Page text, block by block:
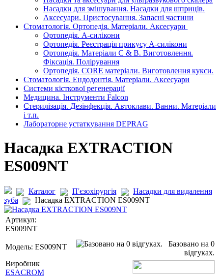
Насадки для змішування. Насадки для шприців.
Аксесуари. Пристосування. Запасні частини
Стоматологія. Ортопедія. Матеріали. Аксесуари
Ортопедія. А-силікони
Ортопедія. Реєстрація прикусу А-силікони
Ортопедія. Матеріали C & B. Виготовлення.
Фіксація. Полірування
Ортопедія. CORE матеріали. Виготовлення кукси.
Стоматологія. Ендодонтія. Матеріали. Аксесуари
Системи кісткової регенерації
Медицина. Інструменти Falcon
Стерилізація. Дезінфекція. Автоклави. Ванни. Матеріали
і т.п.
Лабораторне устаткування DEPRAG
Насадка EXTRACTION
ES009NT
Каталог П'єзохірургія
Насадки для видалення
зуба
Насадка EXTRACTION ES009NT
Артикул:
ES009NT
Модель: ES009NT
Базовано на 0
відгуках.
Виробник
ESACROM